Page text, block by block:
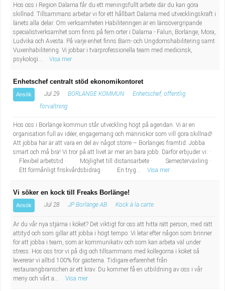
Hos oss i Region Dalarna får du ett meningsfullt arbete där du kan göra
skillnad. Tillsammans arbetar vi för ett hållbart Dalarna med utvecklingskraft i
länets alla delar. Om verksamheten Habiliteringen är en länsövergripande
specialistverksamhet som finns på fem orter i Dalarna - Falun, Borlänge, Mora,
Ludvika och Avesta. På varje enhet finns Barn- och Ungdomshabilitering samt
Vuxenhabilitering. Vi jobbar i tvärprofessionella team med medicinsk,
psykologi...
Visa mer
Enhetschef centralt stöd ekonomikontoret
Ansök Jul 29 BORLÄNGE KOMMUN
Enhetschef, offentlig
förvaltning
Hos oss i Borlänge kommun står utveckling högt på agendan. Vi är en
organisation full av idéer, engagemang och människor som vill göra skillnad!
Att jobba här är att vara en del av något större – Borlänges framtid. Jobba
smart och må bra! Vi tror på att livet är mer än bara jobb. Därför erbjuder vi: ·
Flexibel arbetstid · Möjlighet till distansarbete · Semesterväxling ·
Ett förmånligt friskvårdsbidrag · En tryg...
Visa mer
Vi söker en kock till Freaks Borlänge!
Ansök Jul 28 JP Borlänge AB Kock à la carte
Är du vår nya stjärna i köket? Det viktigt för oss att hitta rätt person, med rätt
attityd och som gillar att jobba i högt tempo. Vi letar efter någon som brinner
för att jobba i team, som är kommunikativ och som kan arbeta väl under
stress. Hos oss tror vi på dig och tillsammans med kollegorna i köket så
levererar vi alltid 100% för gästerna. Tidigare erfarenhet från
restaurangbranschen är ett krav. Du kommer få en utbildning av oss i vår
meny och vårt a...
Visa mer